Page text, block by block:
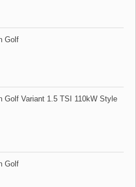
Golf
Golf Variant 1.5 TSI 110kW Style
Golf